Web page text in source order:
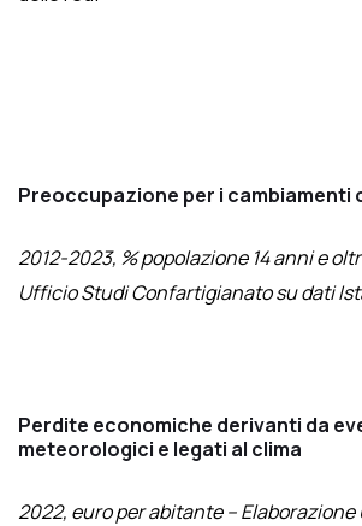
Preoccupazione per i cambiamenti
2012-2023, % popolazione 14 anni e
Ufficio Studi Confartigianato su dati
Perdite economiche derivanti da
meteorologici e legati al clima
2022, euro per abitante –